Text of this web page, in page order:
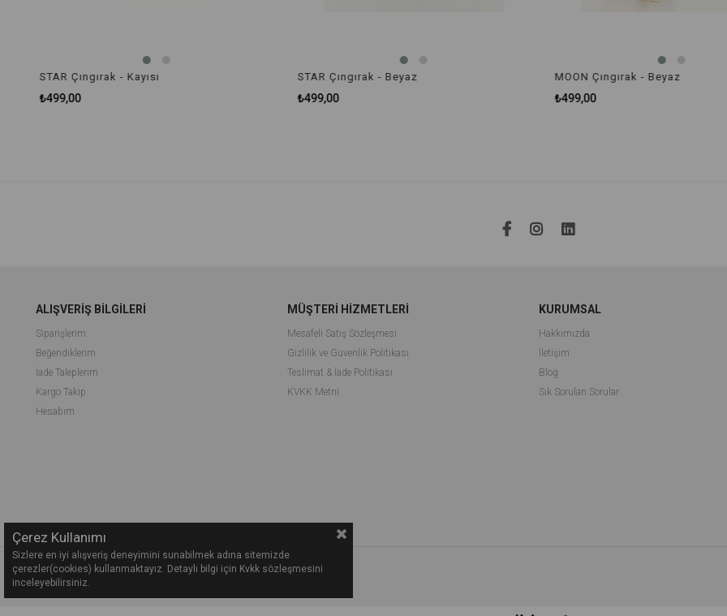
STAR Çıngırak - Kayısı
₺499,00
STAR Çıngırak - Beyaz
₺499,00
MOON Çıngırak - Beyaz
₺499,00
ALIŞVERİŞ BİLGİLERİ
Siparişlerim
Beğendiklerim
İade Taleplerim
Kargo Takip
Hesabım
MÜŞTERİ HİZMETLERİ
Mesafeli Satış Sözleşmesi
Gizlilik ve Güvenlik Politikası
Teslimat & İade Politikası
KVKK Metni
KURUMSAL
Hakkımızda
İletişim
Blog
Sık Sorulan Sorular
Çerez Kullanımı
Sizlere en iyi alışveriş deneyimini sunabilmek adına sitemizde
çerezler(cookies) kullanmaktayız. Detaylı bilgi için Kvkk sözleşmesini
inceleyebilirsiniz.